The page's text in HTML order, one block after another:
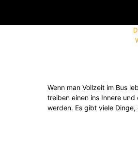
Wenn man Vollzeit im Bus
treiben einen ins Innere
werden. Es gibt viele